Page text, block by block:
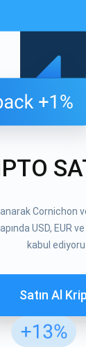
Cornichon
USD, EUR
kabul
Satın Al